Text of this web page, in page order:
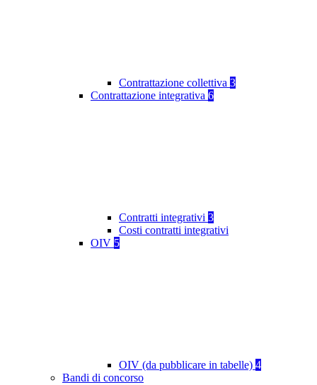
Contrattazione collettiva 3
Contrattazione integrativa 6
Contratti integrativi 3
Costi contratti integrativi
OIV 5
OIV (da pubblicare in tabelle) 4
Bandi di concorso